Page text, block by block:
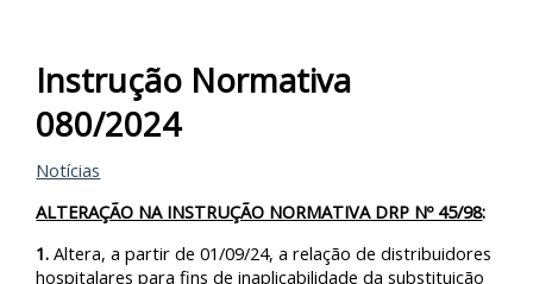
Instrução Normativa
080/2024
Notícias
ALTERAÇÃO NA INSTRUÇÃO NORMATIVA DRP Nº 45/98:
1. Altera, a partir de 01/09/24, a relação de distribuidores
hospitalares para fins de inaplicabilidade da substituição